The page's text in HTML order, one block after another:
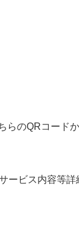
のQRコード
ービス内容等詳